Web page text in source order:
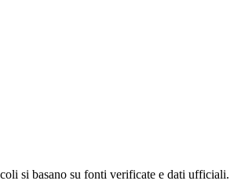
si basano su fonti verificate e dati ufficiali.